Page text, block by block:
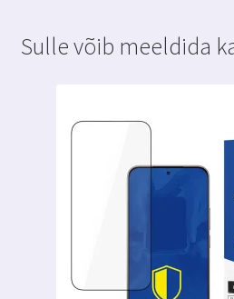
Hardglass
Sulle võib meeldida